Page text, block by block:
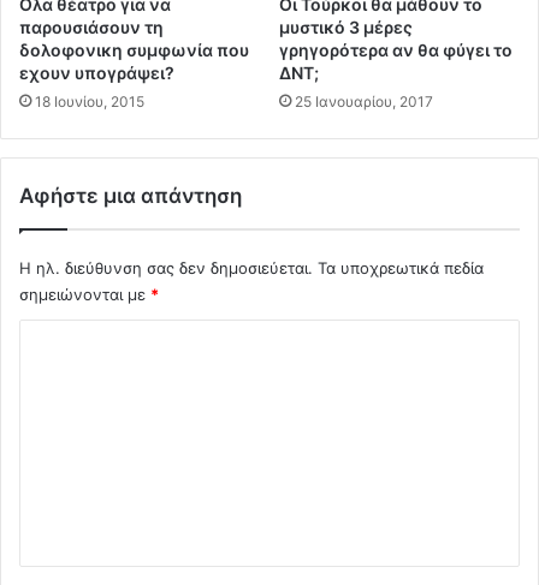
Π
Ρ
Α
-
Λ
Τ
Oλα θέατρο για να
παρουσιάσουν τη
δολοφονικη συμφωνία που
εχουν υπογράψει?
18 Ιουνίου, 2015
Οι Τούρκοι θα μάθουν το
μυστικό 3 μέρες
γρηγορότερα αν θα φύγει το
ΔΝΤ;
25 Ιανουαρίου, 2017
Αφήστε μια απάντηση
Η ηλ. διεύθυνση σας δεν δημοσιεύεται. Τα υποχρεωτικά πεδία
σημειώνονται με *